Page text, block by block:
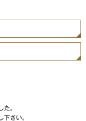
た。
下さい。